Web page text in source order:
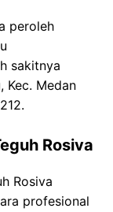
peroleh
sakitnya
Kec. Medan
Rosiva
Rosiva
profesional